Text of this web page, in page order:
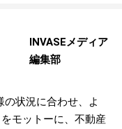
INVASEメディア
編集部
の状況に合わせ、よ
モットーに、不動産